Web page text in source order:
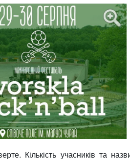
Кількість учасників та